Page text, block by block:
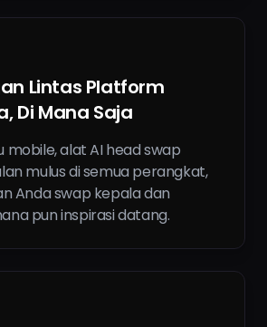
Lintas Platform
Di Mana Saja
mobile, alat AI head swap
mulus di semua perangkat,
Anda swap kepala dan
pun inspirasi datang.